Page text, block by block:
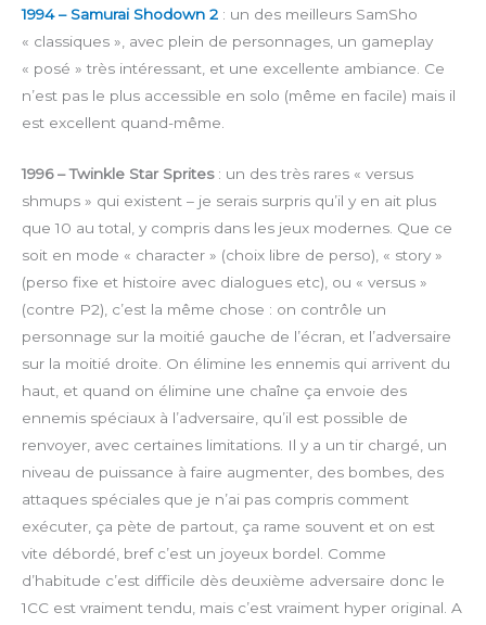
1994 – Samurai Shodown 2 : un des meilleurs SamSho
« classiques », avec plein de personnages, un gameplay
« posé » très intéressant, et une excellente ambiance. Ce
n’est pas le plus accessible en solo (même en facile) mais il
est excellent quand-même.
1996 – Twinkle Star Sprites: un des très rares « versus
shmups » qui existent – je serais surpris qu’il y en ait plus
que 10 au total, y compris dans les jeux modernes. Que ce
soit en mode « character » (choix libre de perso), « story »
(perso fixe et histoire avec dialogues etc), ou « versus »
(contre P2), c’est la même chose : on contrôle un
personnage sur la moitié gauche de l’écran, et l’adversaire
sur la moitié droite. On élimine les ennemis qui arrivent du
haut, et quand on élimine une chaîne ça envoie des
ennemis spéciaux à l’adversaire, qu’il est possible de
renvoyer, avec certaines limitations. Il y a un tir chargé, un
niveau de puissance à faire augmenter, des bombes, des
attaques spéciales que je n’ai pas compris comment
exécuter, ça pète de partout, ça rame souvent et on est
vite débordé, bref c’est un joyeux bordel. Comme
d’habitude c’est difficile dès deuxième adversaire donc le
1CC est vraiment tendu, mais c’est vraiment hyper original. A